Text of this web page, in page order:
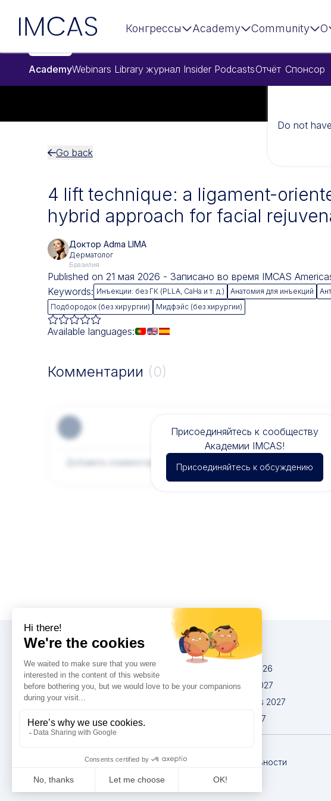
IMCAS
Конгрессы Academy Community О
AcademyWebinars Library журнал Insider PodcastsОтчёт Спонсор
Do not
Go back
4 lift technique: a ligament-
hybrid approach for facial
Доктор Adma LIMA
Дерматолог
Бразилия
Published on 21 мая 2026 - Записано во время IMCAS
Keywords: Инъекции: без ГК (PLLA, CaHa и т. д.) Анатомия для инъекций
Подбородок (без хирургии)
Мидфэйс (без хирургии)
Available languages:
Комментарии (0)
Присоединяйтесь к сообществу
Академии IMCAS!
Присоединяйтесь к обсуждению
Конгрессы
IMCAS China 2026
IMCAS World 2027
IMCAS Americas 2027
IMCAS Asia 2027
конфиденциальности